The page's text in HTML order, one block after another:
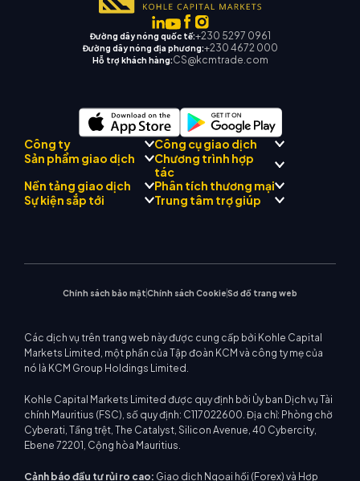
Đường dây nóng quốc tế:+230 5297 0961
Đường dây nóng địa phương:+230 4672 000
Hỗ trợ khách hàng:CS@kcmtrade.com
Công ty
Giới thiệu về
Đội
Drift
Triết lý công ty
Công cụ giao dịch
Cố vấn AI thương mại KCM
Trung tâm tín hiệu thương
mại KCM
Lịch kinh tế
Sản phẩm giao dịch
Forex
Kim loại quý
Năng lượng
Chương trình hợp
tác
Giới thiệu Chương trình môi
Nền tảng giao dịch Phân tích thương mại
Sự kiện sắp tới Trung tâm trợ giúp
Chính sách bảo mậtChính sách CookieSơ đồ trang web
Các dịch vụ trên trang web này được cung cấp bởi Kohle Capital
Markets Limited, một phần của Tập đoàn KCM và công ty mẹ của
nó là KCM Group Holdings Limited.
Kohle Capital Markets Limited được quy định bởi Ủy ban Dịch vụ Tài
chính Mauritius (FSC), số quy định: C117022600. Địa chỉ: Phòng chờ
Cyberati, Tầng trệt, The Catalyst, Silicon Avenue, 40 Cybercity,
Ebene 72201, Cộng hòa Mauritius.
Cảnh báo đầu tư rủi ro cao: Giao dịch Ngoại hối (Forex) và Hợp